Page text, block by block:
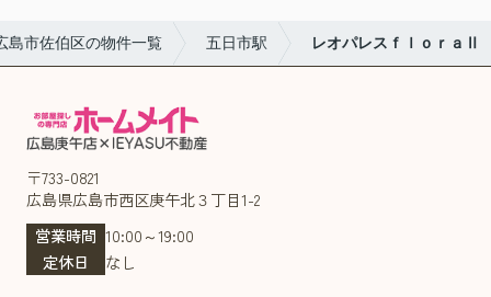
島市佐伯区の物件一覧 五日市駅 レオパレスｆｌｏｒａⅡ
〒733-0821
広島県広島市西区庚午北３丁目1-2
営業時間 10:00～19:00
定休日
なし